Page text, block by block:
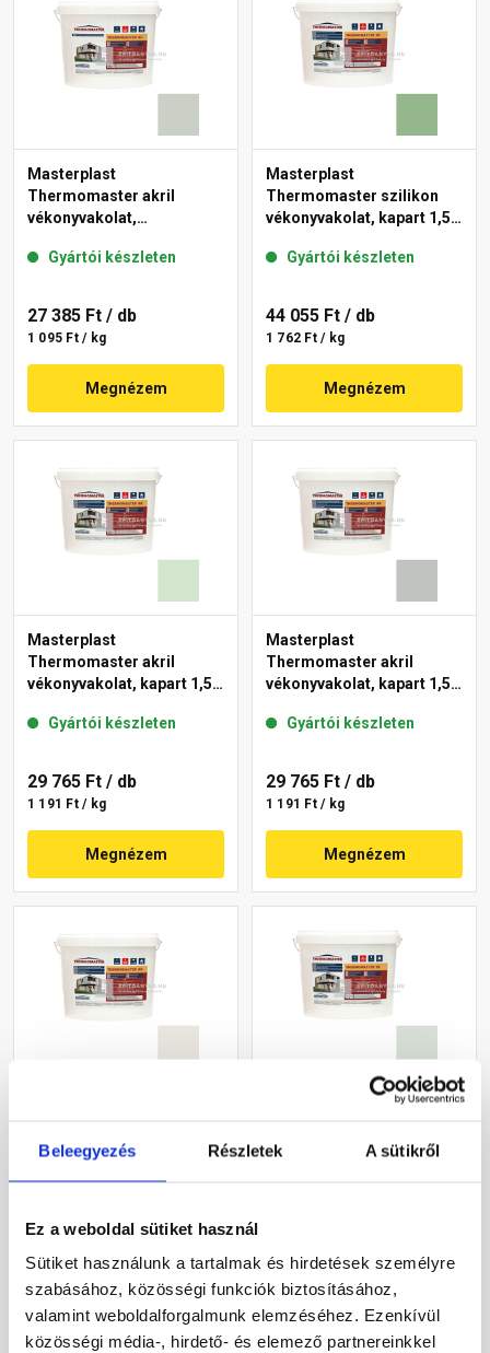
Beleegyezés Részletek A sütikről
Ez a weboldal sütiket használ
Sütiket használunk a tartalmak és hirdetések személyre
szabásához, közösségi funkciók biztosításához,
valamint weboldalforgalmunk elemzéséhez. Ezenkívül
közösségi média-, hirdető- és elemező partnereinkkel
Masterplast
Thermomaster akril
vékonyvakolat,
43-E 25 kg
Gyártói készleten
27 385 Ft / db
1 095 Ft / kg
Megnézem
Masterplast
Thermomaster szilikon
vékonyvakolat, kapart 1,5
Gyártói készleten
44 055 Ft / db
1 762 Ft / kg
Megnézem
Masterplast
Thermomaster akril
vékonyvakolat, kapart 1,5
Gyártói készleten
29 765 Ft / db
1 191 Ft / kg
Megnézem
Masterplast
Thermomaster akril
vékonyvakolat, kapart 1,5
Gyártói készleten
29 765 Ft / db
1 191 Ft / kg
Megnézem
vékonyvakolat, kapart 1,5
1 095 Ft / kg
Megnézem
vékonyvakolat, kapart 1,5
1 328 Ft / kg
Megnézem